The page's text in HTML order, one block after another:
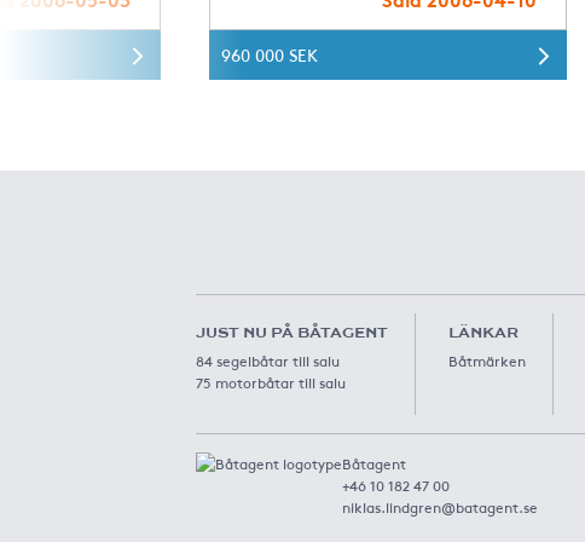
960 000 SEK
JUST NU PÅ BÅTAGENT
84 segelbåtar till salu
75 motorbåtar till salu
LÄNKAR
Båtmärken
Båtagent
+46 10 182 47 00
niklas.lindgren@batagent.se